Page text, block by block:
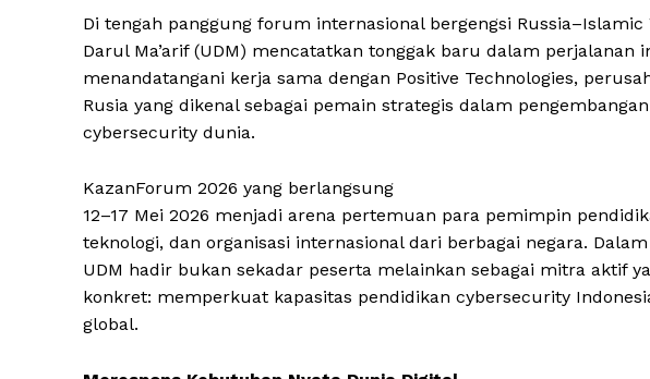
Di tengah panggung forum internasional bergengsi
Darul Ma’arif (UDM) mencatatkan tonggak baru dalam perjalanan
menandatangani kerja sama dengan Positive Technologies,
Rusia yang dikenal sebagai pemain strategis dalam
cybersecurity dunia.
KazanForum 2026 yang berlangsung
12–17 Mei 2026 menjadi arena pertemuan para pemimpin
teknologi, dan organisasi internasional dari berbagai negara.
UDM hadir bukan sekadar peserta melainkan sebagai mitra aktif
konkret: memperkuat kapasitas pendidikan cybersecurity
global.